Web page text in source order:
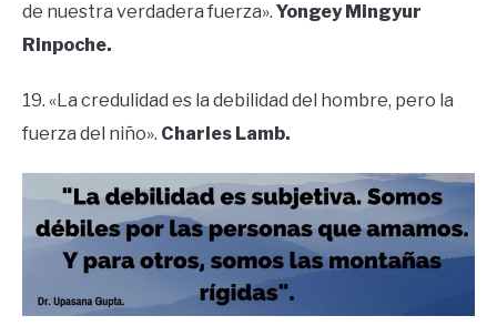
de nuestra verdadera fuerza». Yongey Mingyur
Rinpoche.
19. «La credulidad es la debilidad del hombre, pero la
fuerza del niño». Charles Lamb.